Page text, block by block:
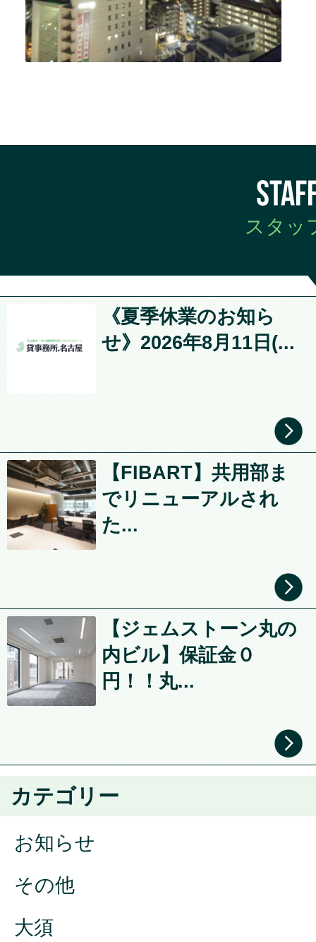
スタッ
《夏季休業のお知ら
せ》2026年8月11日(...
【FIBART】共用部ま
でリニューアルされ
た...
【ジェムストーン丸の
内ビル】保証金０
円！！丸...
カテゴリー
お知らせ
その他
大須